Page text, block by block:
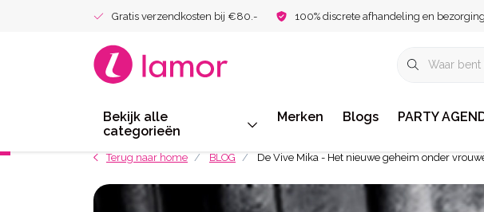
Gratis verzendkosten bij €80.- 100% discrete afhandeling en bezorging
Bekijk alle
categorieën
Merken Blogs PARTY
Terug naar home BLOG De Vive Mika - Het nieuwe geheim onder